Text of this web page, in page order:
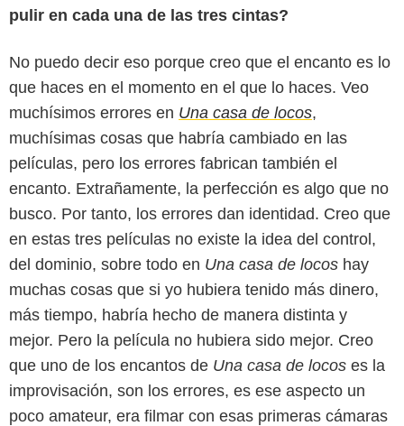
pulir en cada una de las tres cintas?
No puedo decir eso porque creo que el encanto es lo
que haces en el momento en el que lo haces. Veo
muchísimos errores en Una casa de locos,
muchísimas cosas que habría cambiado en las
películas, pero los errores fabrican también el
encanto. Extrañamente, la perfección es algo que no
busco. Por tanto, los errores dan identidad. Creo que
en estas tres películas no existe la idea del control,
del dominio, sobre todo en Una casa de locos hay
muchas cosas que si yo hubiera tenido más dinero,
más tiempo, habría hecho de manera distinta y
mejor. Pero la película no hubiera sido mejor. Creo
que uno de los encantos de Una casa de locos es la
improvisación, son los errores, es ese aspecto un
poco amateur, era filmar con esas primeras cámaras